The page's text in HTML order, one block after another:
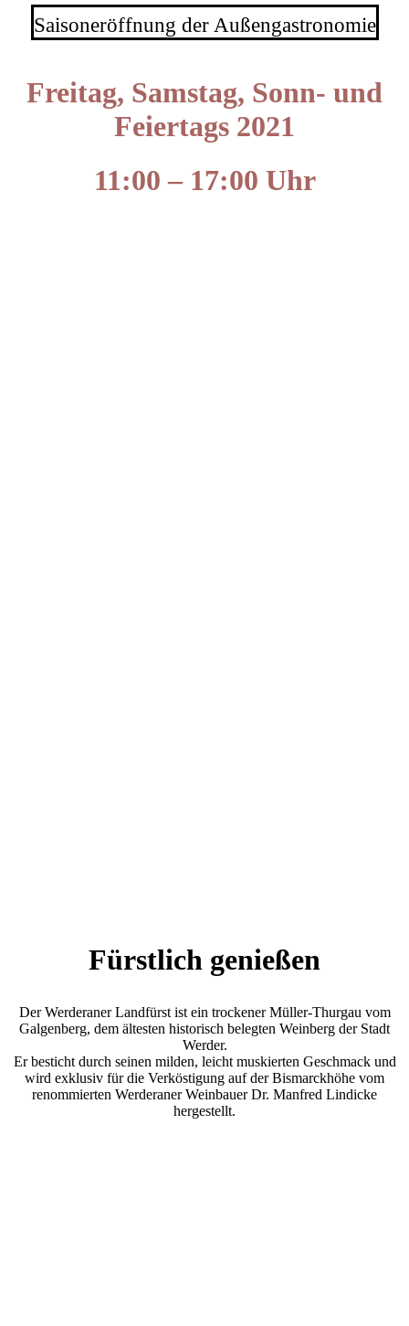
Saisoneröffnung der Außengastronomie
Freitag, Samstag, Sonn- und
Feiertags 2021
11:00 – 17:00 Uhr
Fürstlich genießen
Der Werderaner Landfürst ist ein trockener Müller-Thurgau vom
Galgenberg, dem ältesten historisch belegten Weinberg der Stadt
Werder.
Er besticht durch seinen milden, leicht muskierten Geschmack und
wird exklusiv für die Verköstigung auf der Bismarckhöhe vom
renommierten Werderaner Weinbauer Dr. Manfred Lindicke
hergestellt.